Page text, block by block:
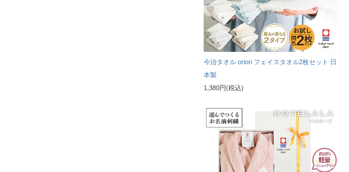
今治タオル oriori フェイスタオル2枚セット 日
本製
1,380円(税込)